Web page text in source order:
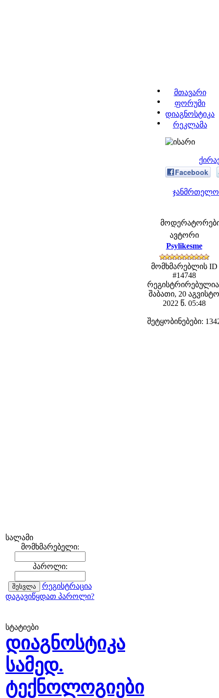
მთავარი
ფორუმი
დიაგნოსტიკა
რეკლამა
სალამი
მომხმარებელი:
პაროლი:
რეგისტრაცია
დაგავიწყდათ პაროლი?
სტატიები
დიაგნოსტიკა
სამედ.
ტექნოლოგიები
Facebook
მოდერატორები:
ავტორი
Psylikesme
მომხმარებლის ID
#14748
შაბათი, 20 აგვისტო
2022 წ. 05:48
შეტყობინებები: